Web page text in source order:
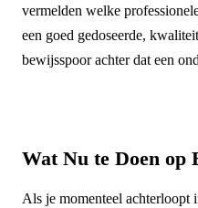
vermelden welke
een goed gedoseerde,
bewijsspoor achter dat een
Wat Nu te Doen op
Als je momenteel achterloopt